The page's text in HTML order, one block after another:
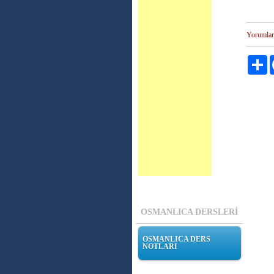
OSMANLICA DERSLERİ
OSMANLICA DERS
NOTLARI
Yorumlar